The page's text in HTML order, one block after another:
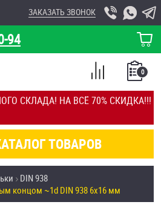
СКЛАДА! НА ВСЁ 70% СКИДКА!!!
94
ЗАКАЗАТЬ ЗВОНОК
КОРЗИНА
ТОВАРОВ
0
СПИСОК
СРАВНЕНИЕ
DIN 938
концом ~1d DIN 938 6х16 мм